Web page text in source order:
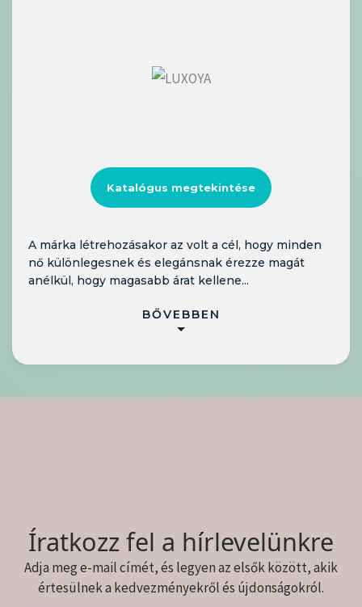
Katalógus megtekintése
A márka létrehozásakor az volt a cél, hogy minden
nő különlegesnek és elegánsnak érezze magát
anélkül, hogy magasabb árat kellene...
BŐVEBBEN
Íratkozz fel a hírlevelünkre
Adja meg e-mail címét, és legyen az elsők között, akik
értesülnek a kedvezményekről és újdonságokról.